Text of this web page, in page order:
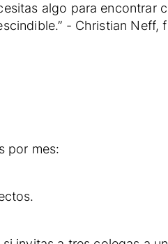
algo para encontrar
- Christian Neff,
por mes: